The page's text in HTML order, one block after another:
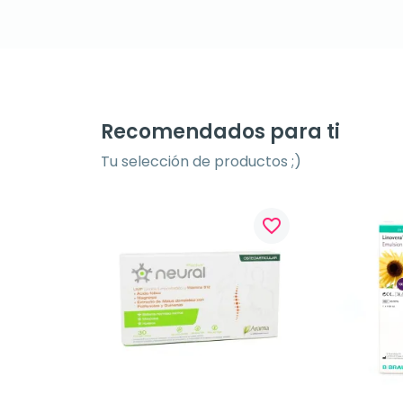
Recomendados para ti
Tu selección de productos ;)
favorite_border